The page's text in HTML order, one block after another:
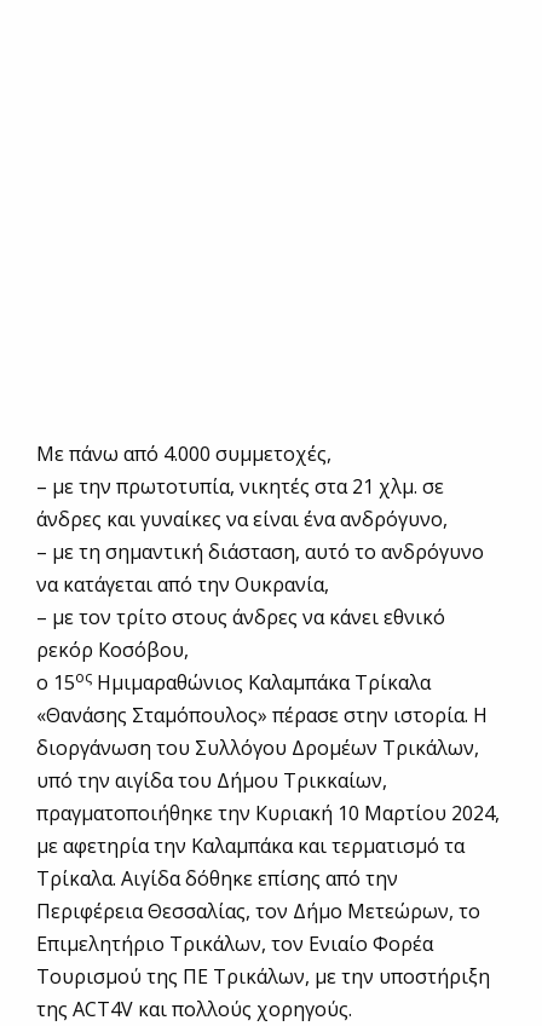
Με πάνω από 4.000 συμμετοχές,
– με την πρωτοτυπία, νικητές στα 21 χλμ. σε
άνδρες και γυναίκες να είναι ένα ανδρόγυνο,
– με τη σημαντική διάσταση, αυτό το ανδρόγυνο
να κατάγεται από την Ουκρανία,
– με τον τρίτο στους άνδρες να κάνει εθνικό
ρεκόρ Κοσόβου,
ο 15ος Ημιμαραθώνιος Καλαμπάκα Τρίκαλα
«Θανάσης Σταμόπουλος» πέρασε στην ιστορία. Η
διοργάνωση του Συλλόγου Δρομέων Τρικάλων,
υπό την αιγίδα του Δήμου Τρικκαίων,
πραγματοποιήθηκε την Κυριακή 10 Μαρτίου 2024,
με αφετηρία την Καλαμπάκα και τερματισμό τα
Τρίκαλα. Αιγίδα δόθηκε επίσης από την
Περιφέρεια Θεσσαλίας, τον Δήμο Μετεώρων, το
Επιμελητήριο Τρικάλων, τον Ενιαίο Φορέα
Τουρισμού της ΠΕ Τρικάλων, με την υποστήριξη
της ACT4V και πολλούς χορηγούς.